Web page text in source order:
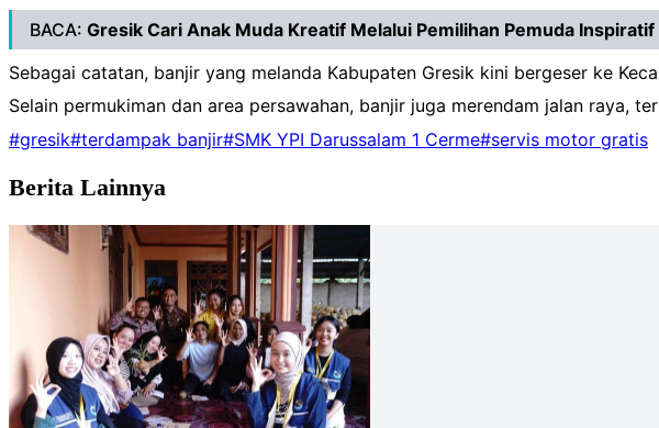
BACA: Gresik Cari Anak Muda Kreatif Melalui Pemilihan Pemuda
Sebagai catatan, banjir yang melanda Kabupaten Gresik kini bergeser ke
Selain permukiman dan area persawahan, banjir juga merendam jalan raya,
#gresik#terdampak banjir#SMK YPI Darussalam 1 Cerme#servis motor gratis
Berita Lainnya